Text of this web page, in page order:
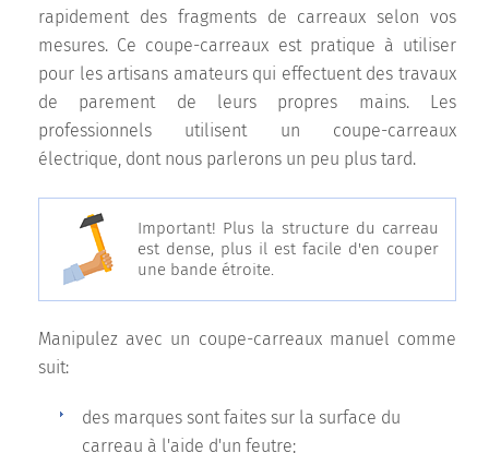
rapidement des fragments de carreaux selon vos
mesures. Ce coupe-carreaux est pratique à utiliser
pour les artisans amateurs qui effectuent des travaux
de parement de leurs propres mains. Les
professionnels utilisent un coupe-carreaux
électrique, dont nous parlerons un peu plus tard.
Important! Plus la structure du carreau
est dense, plus il est facile d'en couper
une bande étroite.
Manipulez avec un coupe-carreaux manuel comme
suit:
des marques sont faites sur la surface du
carreau à l'aide d'un feutre;